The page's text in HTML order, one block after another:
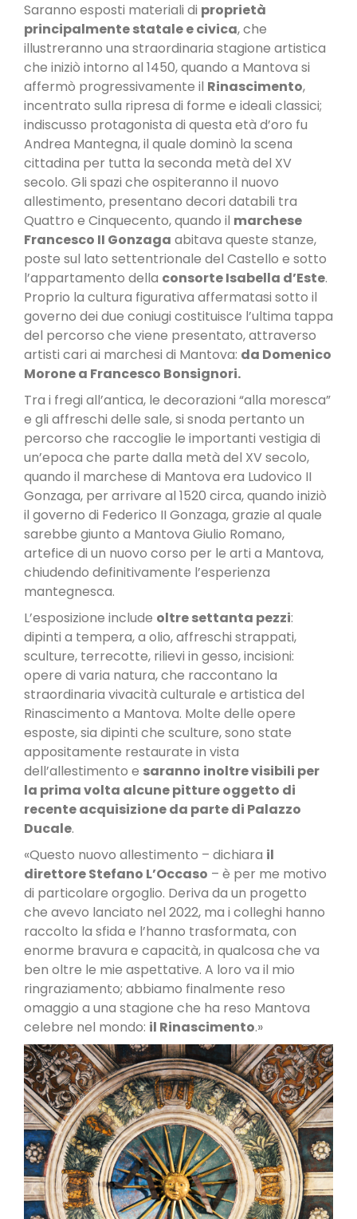
Saranno esposti materiali di proprietà
principalmente statale e civica, che
illustreranno una straordinaria stagione artistica
che iniziò intorno al 1450, quando a Mantova si
affermò progressivamente il Rinascimento,
incentrato sulla ripresa di forme e ideali classici;
indiscusso protagonista di questa età d’oro fu
Andrea Mantegna, il quale dominò la scena
cittadina per tutta la seconda metà del XV
secolo. Gli spazi che ospiteranno il nuovo
allestimento, presentano decori databili tra
Quattro e Cinquecento, quando il marchese
Francesco II Gonzaga abitava queste stanze,
poste sul lato settentrionale del Castello e sotto
l’appartamento della consorte Isabella d’Este.
Proprio la cultura figurativa affermatasi sotto il
governo dei due coniugi costituisce l’ultima tappa
del percorso che viene presentato, attraverso
artisti cari ai marchesi di Mantova: da Domenico
Morone a Francesco Bonsignori.
Tra i fregi all’antica, le decorazioni “alla moresca”
e gli affreschi delle sale, si snoda pertanto un
percorso che raccoglie le importanti vestigia di
un’epoca che parte dalla metà del XV secolo,
quando il marchese di Mantova era Ludovico II
Gonzaga, per arrivare al 1520 circa, quando iniziò
il governo di Federico II Gonzaga, grazie al quale
sarebbe giunto a Mantova Giulio Romano,
artefice di un nuovo corso per le arti a Mantova,
chiudendo definitivamente l’esperienza
mantegnesca.
L’esposizione include oltre settanta pezzi:
dipinti a tempera, a olio, affreschi strappati,
sculture, terrecotte, rilievi in gesso, incisioni:
opere di varia natura, che raccontano la
straordinaria vivacità culturale e artistica del
Rinascimento a Mantova. Molte delle opere
esposte, sia dipinti che sculture, sono state
appositamente restaurate in vista
dell’allestimento e saranno inoltre visibili per
la prima volta alcune pitture oggetto di
recente acquisizione da parte di Palazzo
Ducale.
«Questo nuovo allestimento – dichiara il
direttore Stefano L’Occaso – è per me motivo
di particolare orgoglio. Deriva da un progetto
che avevo lanciato nel 2022, ma i colleghi hanno
raccolto la sfida e l’hanno trasformata, con
enorme bravura e capacità, in qualcosa che va
ben oltre le mie aspettative. A loro va il mio
ringraziamento; abbiamo finalmente reso
omaggio a una stagione che ha reso Mantova
celebre nel mondo: il Rinascimento.»